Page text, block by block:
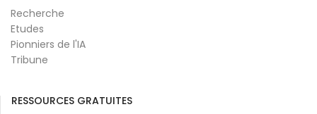
Recherche
Etudes
Pionniers de l'IA
Tribune
RESSOURCES GRATUITES